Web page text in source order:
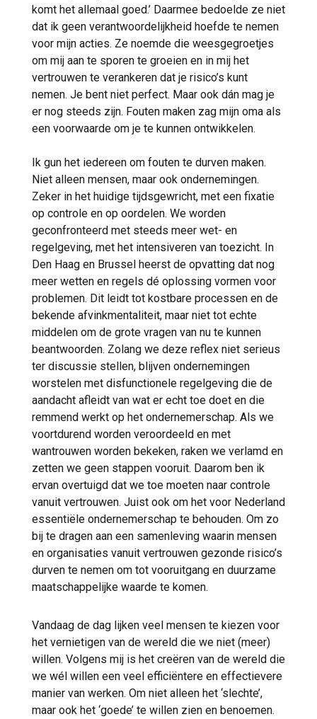
komt het allemaal goed.’ Daarmee bedoelde ze niet
dat ik geen verantwoordelijkheid hoefde te nemen
voor mijn acties. Ze noemde die weesgegroetjes
om mij aan te sporen te groeien en in mij het
vertrouwen te verankeren dat je risico’s kunt
nemen. Je bent niet perfect. Maar ook dán mag je
er nog steeds zijn. Fouten maken zag mijn oma als
een voorwaarde om je te kunnen ontwikkelen.
Ik gun het iedereen om fouten te durven maken.
Niet alleen mensen, maar ook ondernemingen.
Zeker in het huidige tijdsgewricht, met een fixatie
op controle en op oordelen. We worden
geconfronteerd met steeds meer wet- en
regelgeving, met het intensiveren van toezicht. In
Den Haag en Brussel heerst de opvatting dat nog
meer wetten en regels dé oplossing vormen voor
problemen. Dit leidt tot kostbare processen en de
bekende afvinkmentaliteit, maar niet tot echte
middelen om de grote vragen van nu te kunnen
beantwoorden. Zolang we deze reflex niet serieus
ter discussie stellen, blijven ondernemingen
worstelen met disfunctionele regelgeving die de
aandacht afleidt van wat er echt toe doet en die
remmend werkt op het ondernemerschap. Als we
voortdurend worden veroordeeld en met
wantrouwen worden bekeken, raken we verlamd en
zetten we geen stappen vooruit. Daarom ben ik
ervan overtuigd dat we toe moeten naar controle
vanuit vertrouwen. Juist ook om het voor Nederland
essentiële ondernemerschap te behouden. Om zo
bij te dragen aan een samenleving waarin mensen
en organisaties vanuit vertrouwen gezonde risico’s
durven te nemen om tot vooruitgang en duurzame
maatschappelijke waarde te komen.
Vandaag de dag lijken veel mensen te kiezen voor
het vernietigen van de wereld die we niet (meer)
willen. Volgens mij is het creëren van de wereld die
we wél willen een veel efficiëntere en effectievere
manier van werken. Om niet alleen het ‘slechte’,
maar ook het ‘goede’ te willen zien en benoemen.